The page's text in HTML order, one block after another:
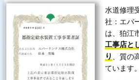
水道修理
社：エバ
は、狛江
工事店と
り
、質
ています。